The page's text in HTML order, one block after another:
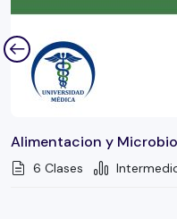
Alimentacion y
6 Clases